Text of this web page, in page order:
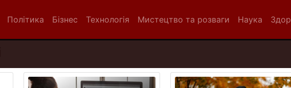
Політика Бізнес Технологія Мистецтво та розваги Наука